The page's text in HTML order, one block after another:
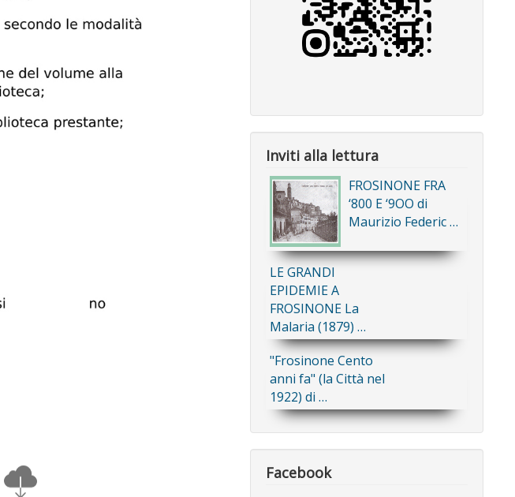
Inviti alla lettura
FROSINONE FRA
‘800 E ‘9OO di
Maurizio Federic …
LE GRANDI
EPIDEMIE A
FROSINONE La
Malaria (1879) …
"Frosinone Cento
anni fa" (la Città nel
1922) di …
Facebook